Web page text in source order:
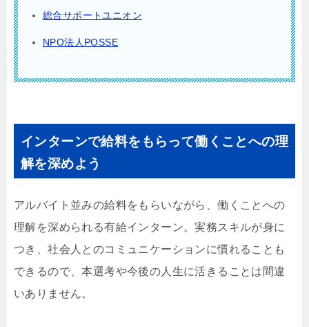
総合サポートユニオン
NPO法人POSSE
インターンで給料をもらって働くことへの理
解を深めよう
アルバイト並みの給料をもらいながら、働くことへの
理解を深められる有給インターン。実務スキルが身に
つき、社会人とのコミュニケーションに慣れることも
できるので、本選考や今後の人生に活きることは間違
いありません。